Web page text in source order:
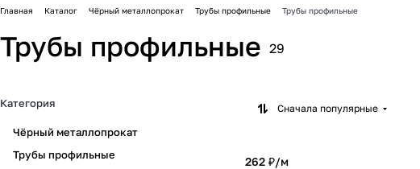
Главная Каталог Чёрный металлопрокат Трубы профильные Трубы профильные
Трубы профильные 29
Сначала популярные
262 ₽/м
Категория
Чёрный металлопрокат
Трубы профильные